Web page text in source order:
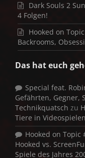
Dark Souls 2
4 Folgen!
Hooked on
Backrooms,
Das hat euch
Special feat.
Gefährten, Gegner,
Technikquatsch zu
Tiere in
Hooked on Topic
Hooked vs.
Spiele des Jahres